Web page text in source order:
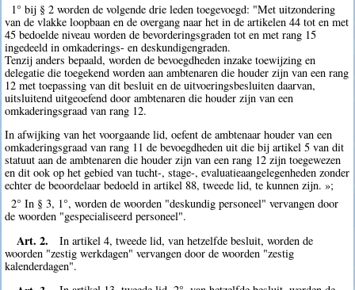
1° bij § 2 worden de volgende drie leden toegevoegd: "Met uitzondering
van de vlakke loopbaan en de overgang naar het in de artikelen 44 tot en met
45 bedoelde niveau worden de bevorderingsgraden tot en met rang 15
ingedeeld in omkaderings- en deskundigengraden.
Tenzij anders bepaald, worden de bevoegdheden inzake toewijzing en
delegatie die toegekend worden aan ambtenaren die houder zijn van een rang
12 met toepassing van dit besluit en de uitvoeringsbesluiten daarvan,
uitsluitend uitgeoefend door ambtenaren die houder zijn van een
omkaderingsgraad van rang 12.
In afwijking van het voorgaande lid, oefent de ambtenaar houder van een
omkaderingsgraad van rang 11 de bevoegdheden uit die bij artikel 5 van dit
statuut aan de ambtenaren die houder zijn van een rang 12 zijn toegewezen
en dit ook op het gebied van tucht-, stage-, evaluatieaangelegenheden zonder
echter de beoordelaar bedoeld in artikel 88, tweede lid, te kunnen zijn. »;
2° In § 3, 1°, worden de woorden "deskundig personeel" vervangen door
de woorden "gespecialiseerd personeel".
Art. 2.
In artikel 4, tweede lid, van hetzelfde besluit, worden de
woorden "zestig werkdagen" vervangen door de woorden "zestig
kalenderdagen".